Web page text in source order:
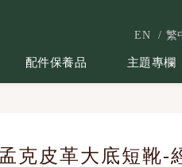
EN 繁
配件保養品 主題專欄
克皮革大底短靴-